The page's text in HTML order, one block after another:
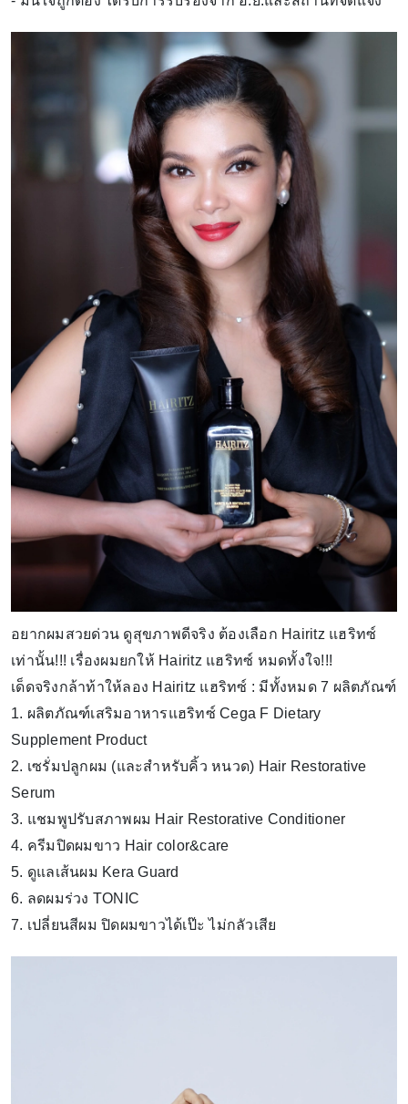
อยากผมสวยด่วน ดูสุขภาพดีจริง ต้องเลือก Hairitz แฮริทซ์
เท่านั้น!!! เรื่องผมยกให้ Hairitz แฮริทซ์ หมดทั้งใจ!!!
เด็ดจริงกล้าท้าให้ลอง Hairitz แฮริทซ์ : มีทั้งหมด 7 ผลิตภัณฑ์
1. ผลิตภัณฑ์เสริมอาหารแฮริทซ์ Cega F Dietary
Supplement Product
2. เซรั่มปลูกผม (และสำหรับคิ้ว หนวด) Hair Restorative
Serum
3. แชมพูปรับสภาพผม Hair Restorative Conditioner
4. ครีมปิดผมขาว Hair color&care
5. ดูแลเส้นผม Kera Guard
6. ลดผมร่วง TONIC
7. เปลี่ยนสีผม ปิดผมขาวได้เป๊ะ ไม่กลัวเสีย